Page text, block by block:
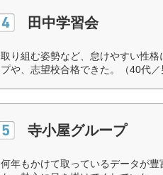
田中学習会
取り組む姿勢など、怠けやすい性
プや、志望校合格できた。（40代／
寺小屋グループ
何年もかけて取っているデータが